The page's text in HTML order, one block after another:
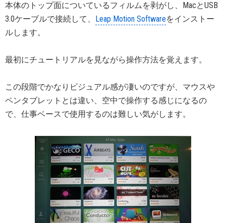
本体のトップ面についているフィルムを剥がし、MacとUSB
3.0ケーブルで接続して、 Leap Motion Softwareをインストー
ルします。
最初にチュートリアルを見ながら操作方法を覚えます。
この段階でかなりビジュアル感が凄いのですが、マウスや
ペンタブレットとは違い、空中で操作する感じになるの
で、仕事ベースで使用するのは難しい気がします。